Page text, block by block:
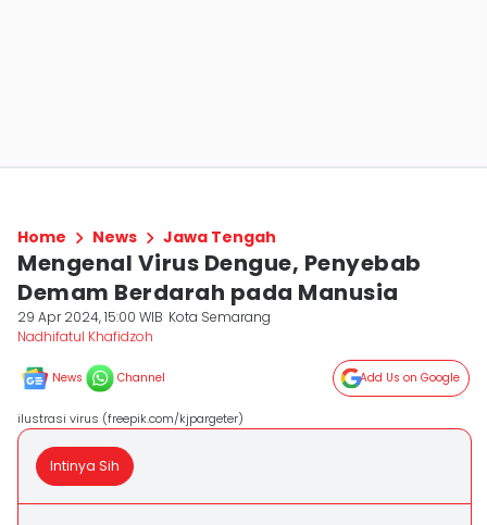
Home News Jawa Tengah
Mengenal Virus Dengue, Penyebab
Demam Berdarah pada Manusia
29 Apr 2024, 15:00 WIB Kota Semarang
Nadhifatul Khafidzoh
News Channel Add Us on Google
ilustrasi virus (freepik.com/kjpargeter)
Intinya Sih